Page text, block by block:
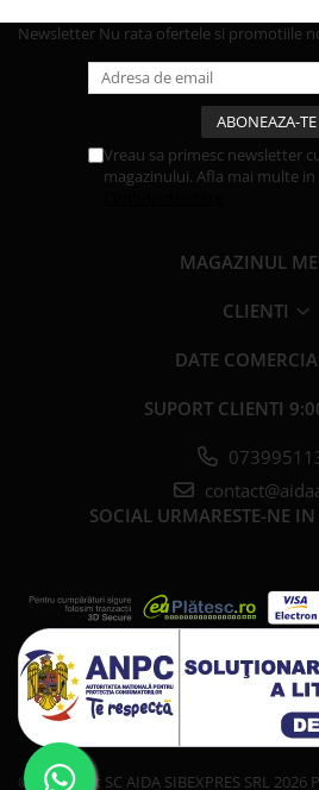
Newsletter Nu rata ofertele si promotiile
Vreau sa primesc newsletter
magazinului. Afla mai multe in
MAGAZINUL
CLIENTI
DATE
SUPORT CLIENTI
SOCIAL URMARESTE-NE
©Copyright SC AIDA SIBEXPRES SRL 2026